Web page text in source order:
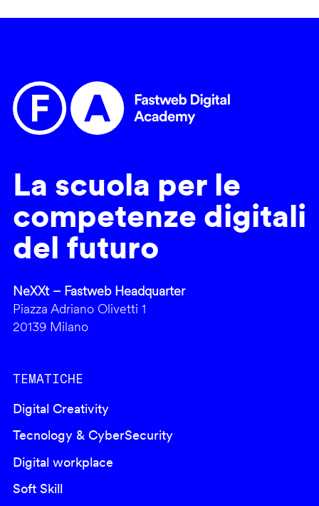
La scuola per le
competenze digitali
del futuro
NeXXt – Fastweb Headquarter
Piazza Adriano Olivetti 1
20139 Milano
TEMATICHE
Digital Creativity
Tecnology & CyberSecurity
Digital workplace
Soft Skill